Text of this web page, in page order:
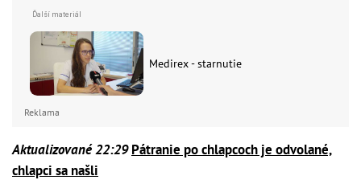
Medirex - starnutie
Reklama
Aktualizované 22:29 Pátranie po chlapcoch je odvolané,
chlapci sa našli